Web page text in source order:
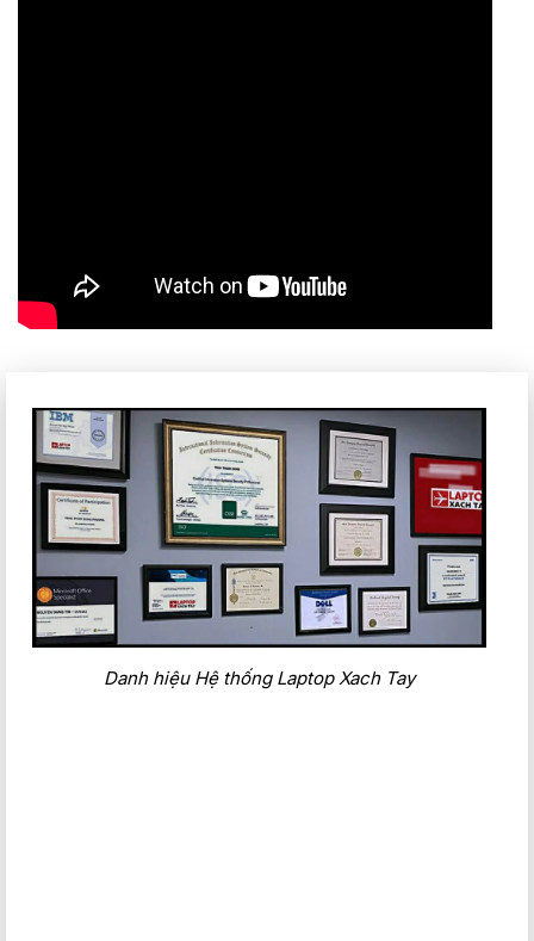
Hiệu năng
Acer Predator Helios Neo 16 được trang bị bộ vi xử lý Intel
Core i9-14900HX, một trong những CPU mạnh mẽ nhất hiện
nay, đảm bảo khả năng xử lý nhanh chóng và mượt mà mọi
tác vụ. Với 32GB RAM, máy có thể xử lý đồng thời nhiều ứng
dụng và trò chơi nặng mà không gặp bất kỳ vấn đề gì về độ
Danh hiệu Hệ thống Laptop Xach Tay